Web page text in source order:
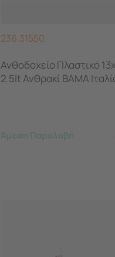
236.31550
Ανθοδοχείο Πλαστικό
2.5lt Ανθρακί BAMA
Άμεση Παραλαβή